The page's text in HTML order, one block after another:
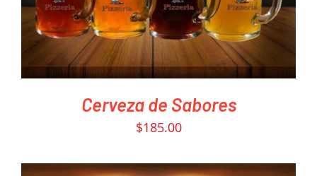
Cerveza de Sabores
$185.00